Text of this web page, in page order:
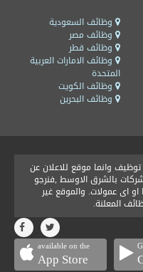
وظائف السعودية
وظائف مصر
وظائف قطر
وظائف الامارات العربية
المتحدة
وظائف الكويت
وظائف البحرين
وانما موقع للاعلان عن
بالشرق الاوسط ,فنرجو
اى عمولات. والموقع غير
المعلنة.
available on the
App Store